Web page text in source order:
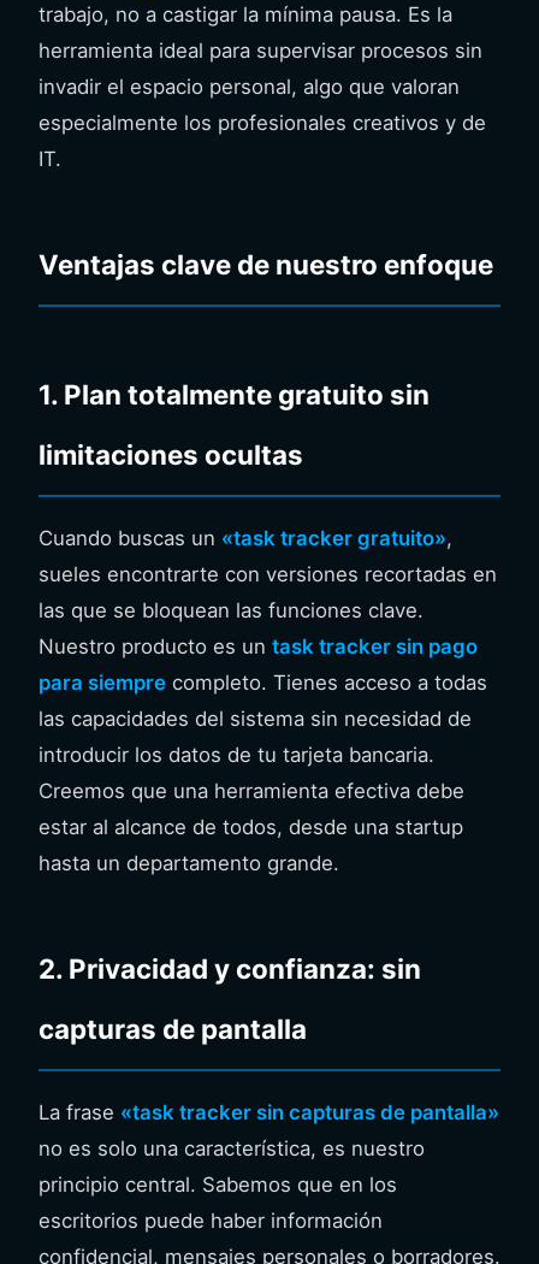
trabajo, no a castigar la mínima pausa. Es la
herramienta ideal para supervisar procesos sin
invadir el espacio personal, algo que valoran
especialmente los profesionales creativos y de
IT.
Ventajas clave de nuestro enfoque
1. Plan totalmente gratuito sin
limitaciones ocultas
Cuando buscas un «task tracker gratuito»,
sueles encontrarte con versiones recortadas en
las que se bloquean las funciones clave.
Nuestro producto es un task tracker sin pago
para siempre completo. Tienes acceso a todas
las capacidades del sistema sin necesidad de
introducir los datos de tu tarjeta bancaria.
Creemos que una herramienta efectiva debe
estar al alcance de todos, desde una startup
hasta un departamento grande.
2. Privacidad y confianza: sin
capturas de pantalla
La frase «task tracker sin capturas de pantalla»
no es solo una característica, es nuestro
principio central. Sabemos que en los
escritorios puede haber información
confidencial, mensajes personales o borradores.